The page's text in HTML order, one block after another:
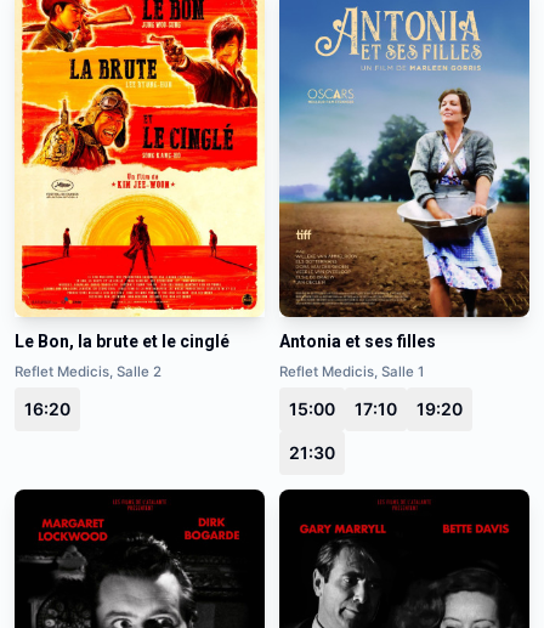
Le Bon, la brute et le cinglé
Reflet Medicis, Salle 2
16:20
Antonia et ses filles
Reflet Medicis, Salle 1
15:00 17:10 19:20
21:30